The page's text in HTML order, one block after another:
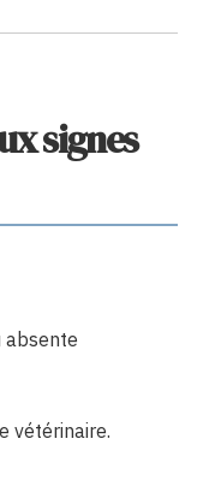
signes
absente
vétérinaire.